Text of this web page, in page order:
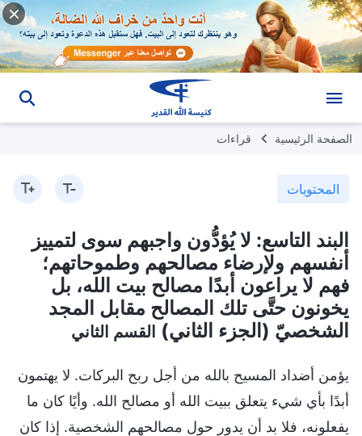
الصفحة الرئيسية قراءات
المحتويات
البند التاسع: لا يُؤدُّون واجبهم سوى لتمييز
أنفسهم ولإرضاء مصالحهم وطموحاتهم؛
فهم لا يراعون أبدًا مصالح بيت الله، بل
يخونون حتَّى تلك المصالح مقابل المجد
الشخصيّ (الجزء الثاني) القسم الثاني
يؤمن أضداد المسيح بالله من أجل ربح البركات. لا يهتمون
أبدًا بأي شيء يتعلق ببيت الله أو مصالح الله. وأيًا كان ما
يفعلونه، فلا بد أن يدور حول مصالحهم الشخصية. إذا كان